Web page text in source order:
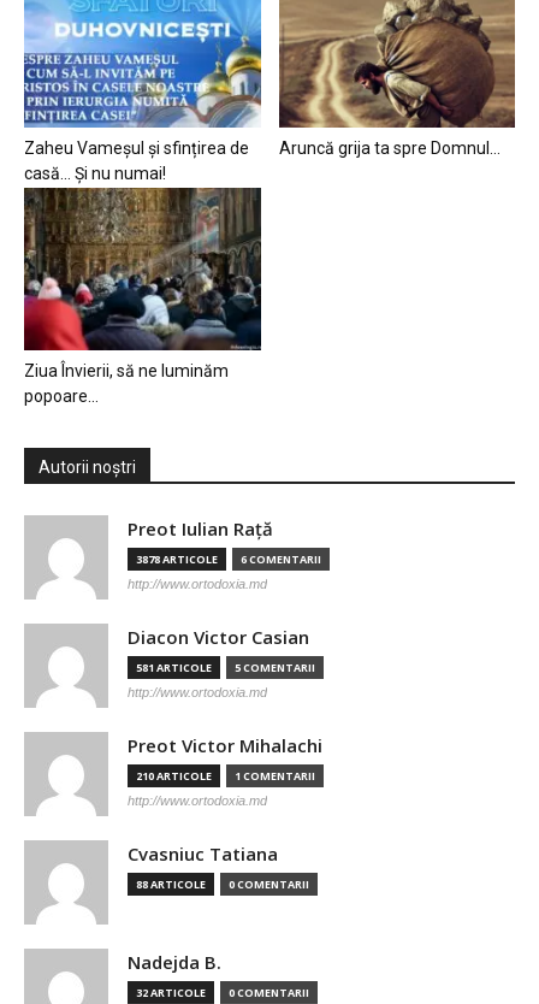
Zaheu Vameșul și sfințirea de
casă… Și nu numai!
Aruncă grija ta spre Domnul…
Ziua Învierii, să ne luminăm
popoare…
Autorii noștri
Preot Iulian Raţă
3878 ARTICOLE 6 COMENTARII
http://www.ortodoxia.md
Diacon Victor Casian
581 ARTICOLE 5 COMENTARII
http://www.ortodoxia.md
Preot Victor Mihalachi
210 ARTICOLE 1 COMENTARII
http://www.ortodoxia.md
Cvasniuc Tatiana
88 ARTICOLE 0 COMENTARII
Nadejda B.
32 ARTICOLE 0 COMENTARII